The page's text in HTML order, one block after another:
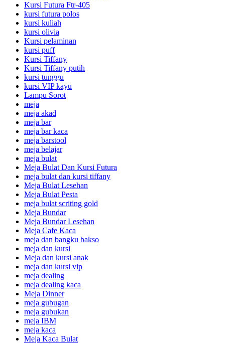
Kursi Futura Ftr-405
kursi futura polos
kursi kuliah
kursi olivia
Kursi pelaminan
kursi puff
Kursi Tiffany
Kursi Tiffany putih
kursi tunggu
kursi VIP kayu
Lampu Sorot
meja
meja akad
meja bar
meja bar kaca
meja barstool
meja belajar
meja bulat
Meja Bulat Dan Kursi Futura
meja bulat dan kursi tiffany
Meja Bulat Lesehan
Meja Bulat Pesta
meja bulat scriting gold
Meja Bundar
Meja Bundar Lesehan
Meja Cafe Kaca
meja dan bangku bakso
meja dan kursi
Meja dan kursi anak
meja dan kursi vip
meja dealing
meja dealing kaca
Meja Dinner
meja gubugan
meja gubukan
meja IBM
meja kaca
Meja Kaca Bulat